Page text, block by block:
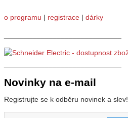
o programu | registrace | dárky
Novinky na e-mail
Registrujte se k odběru novinek a slev!